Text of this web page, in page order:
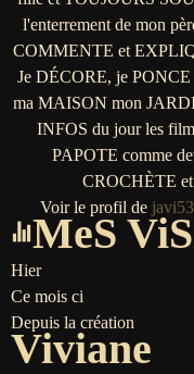
l'enterrement de mon
COMMENTE et
Je DÉCORE, je
ma MAISON mon
INFOS du jour les
PAPOTE comme
CROCHÈTE et
Voir le profil de javi53
MeS
Hier
Ce mois ci
Depuis la création
Viviane